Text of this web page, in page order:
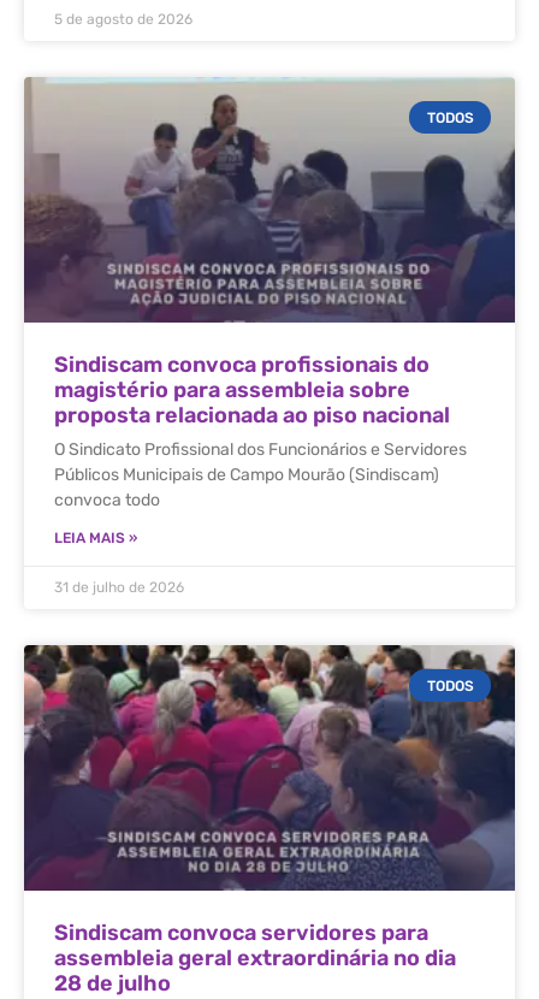
5 de agosto de 2026
TODOS
Sindiscam convoca profissionais do
magistério para assembleia sobre
proposta relacionada ao piso nacional
O Sindicato Profissional dos Funcionários e Servidores
Públicos Municipais de Campo Mourão (Sindiscam)
convoca todo
LEIA MAIS »
31 de julho de 2026
TODOS
Sindiscam convoca servidores para
assembleia geral extraordinária no dia
28 de julho